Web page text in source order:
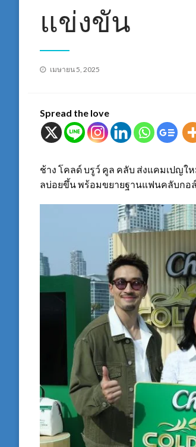
แข่งขัน
Posted
เมษายน 5, 2025
Spread the love
ช้าง โคลด์ บรูว์ คูล คลับ ส่งแคมเปญใ
ลบ่อยขึ้น พร้อมขยายฐานแฟนคลับกอล์